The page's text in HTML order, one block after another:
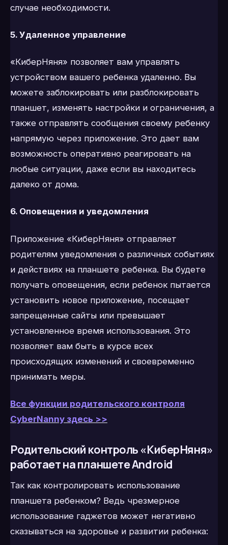
случае необходимости.
5. Удаленное управление
«КиберНяня» позволяет вам управлять
устройством вашего ребенка удаленно. Вы
можете заблокировать или разблокировать
планшет, изменять настройки и ограничения, а
также отправлять сообщения своему ребенку
напрямую через приложение. Это дает вам
возможность оперативно реагировать на
любые ситуации, даже если вы находитесь
далеко от дома.
6. Оповещения и уведомления
Приложение «КиберНяня» отправляет
родителям уведомления о различных событиях
и действиях на планшете ребенка. Вы будете
получать оповещения, если ребенок пытается
установить новое приложение, посещает
запрещенные сайты или превышает
установленное время использования. Это
позволяет вам быть в курсе всех
происходящих изменений и своевременно
принимать меры.
Все функции родительского контроля
CyberNanny здесь >>
Родительский контроль «КиберНяня»
работает на планшете Android
Так как контролировать использование
планшета ребенком? Ведь чрезмерное
использование гаджетов может негативно
сказываться на здоровье и развитии ребенка: